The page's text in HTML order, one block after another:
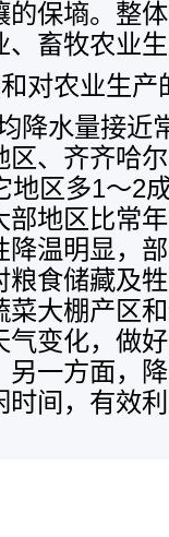
的保墒。整
、畜牧农业
对农业生产
降水量接近
、齐齐哈
地区多1～2
部地区比常
温明显，
食储藏及
大棚产区
变化，做
一方面，
时间，有效